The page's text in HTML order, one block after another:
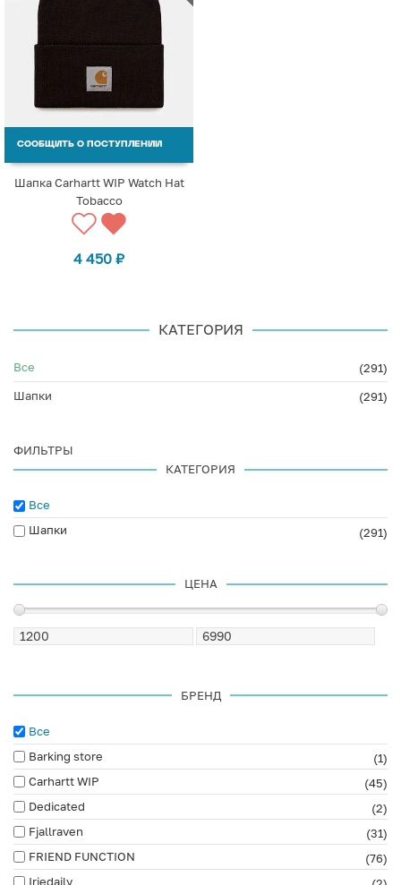
СООБЩИТЬ О ПОСТУПЛЕНИИ
Шапка Carhartt WIP Watch Hat
Tobacco
4 450 ₽
КАТЕГОРИЯ
Все
(291)
Шапки
(291)
ФИЛЬТРЫ
КАТЕГОРИЯ
Все
Шапки
(291)
ЦЕНА
БРЕНД
Все
Barking store
(1)
Carhartt WIP
(45)
Dedicated
(2)
Fjallraven
(31)
FRIEND FUNCTION
(76)
Iriedaily